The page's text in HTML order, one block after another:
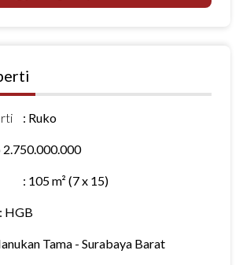
: Ruko
2.750.000.000
: 105 m² (7 x 15)
: HGB
Tama - Surabaya Barat